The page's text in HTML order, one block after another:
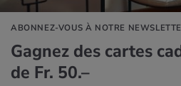
ABONNEZ-VOUS À NOTRE
Gagnez des cartes
de Fr. 50.–